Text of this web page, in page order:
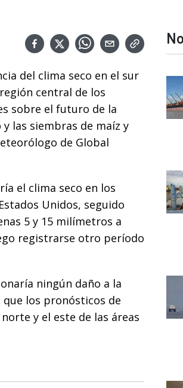
del clima seco en el sur
central de los
sobre el futuro de la
las siembras de maíz y
de Global
el clima seco en los
Unidos, seguido
5 y 15 milímetros a
registrarse otro período
ningún daño a la
los pronósticos de
y el este de las áreas